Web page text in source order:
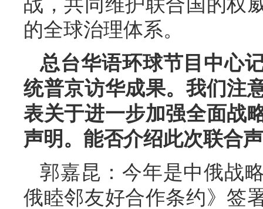
战，共同维护联合国的权
的全球治理体系。
总台华语环球节目中心
统普京访华成果。我们注
表关于进一步加强全面战
声明。能否介绍此次联合
郭嘉昆：今年是中俄战
俄睦邻友好合作条约》签